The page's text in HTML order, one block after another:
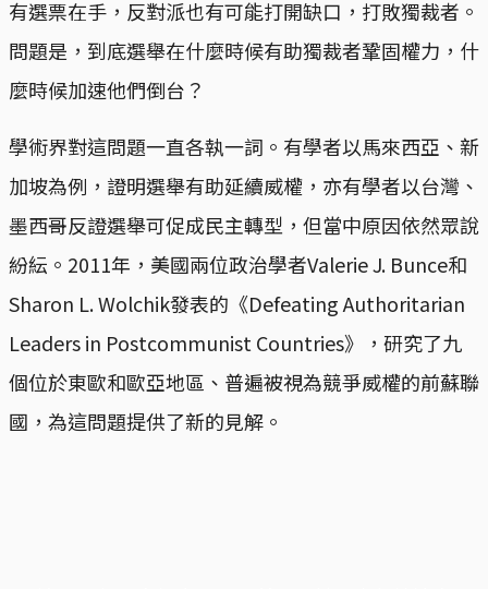
有選票在手，反對派也有可能打開缺口，打敗獨裁者。
問題是，到底選舉在什麼時候有助獨裁者鞏固權力，什
麼時候加速他們倒台？
學術界對這問題一直各執一詞。有學者以馬來西亞、新
加坡為例，證明選舉有助延續威權，亦有學者以台灣、
墨西哥反證選舉可促成民主轉型，但當中原因依然眾說
紛紜。2011年，美國兩位政治學者Valerie J. Bunce和
Sharon L. Wolchik發表的《Defeating Authoritarian
Leaders in Postcommunist Countries》，研究了九
個位於東歐和歐亞地區、普遍被視為競爭威權的前蘇聯
國，為這問題提供了新的見解。